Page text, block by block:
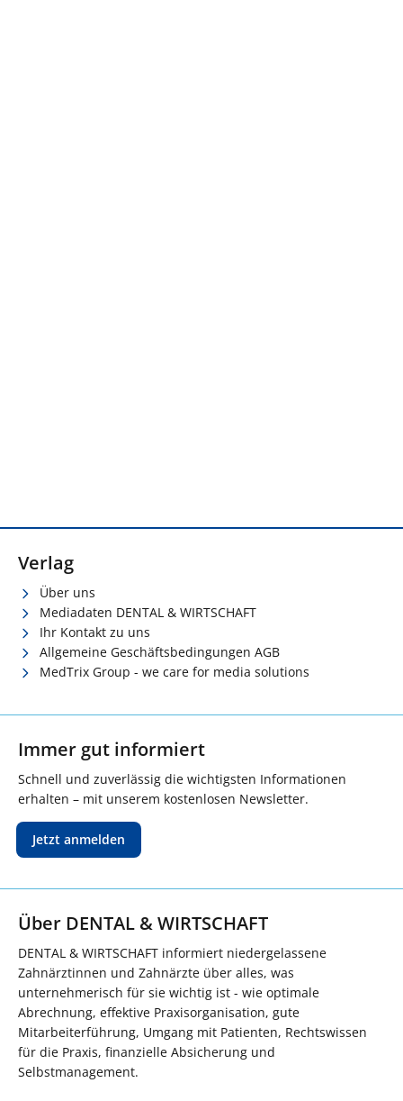
Verlag
Über uns
Mediadaten DENTAL & WIRTSCHAFT
Ihr Kontakt zu uns
Allgemeine Geschäftsbedingungen AGB
MedTrix Group - we care for media solutions
Immer gut informiert
Schnell und zuverlässig die wichtigsten Informationen
erhalten – mit unserem kostenlosen Newsletter.
Jetzt anmelden
Über DENTAL & WIRTSCHAFT
DENTAL & WIRTSCHAFT informiert niedergelassene
Zahnärztinnen und Zahnärzte über alles, was
unternehmerisch für sie wichtig ist - wie optimale
Abrechnung, effektive Praxisorganisation, gute
Mitarbeiterführung, Umgang mit Patienten, Rechtswissen
für die Praxis, finanzielle Absicherung und
Selbstmanagement.